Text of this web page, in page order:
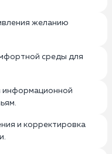
желанию
среды для
информационной
и корректировка